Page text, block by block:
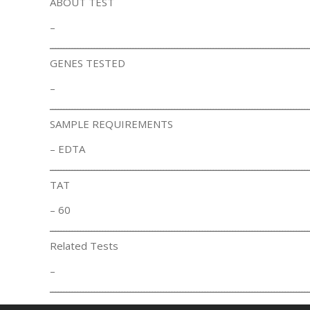
–
GENES TESTED
–
SAMPLE REQUIREMENTS
– EDTA
TAT
– 60
Related Tests
–